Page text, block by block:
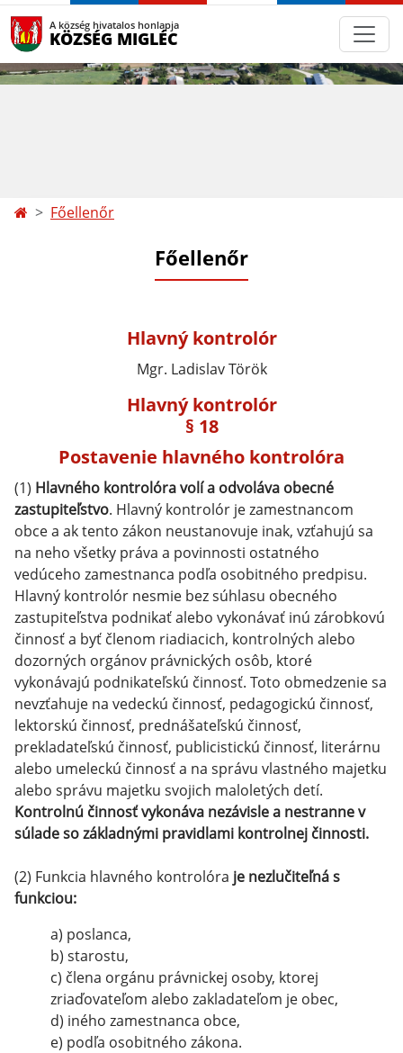
A község hivatalos honlapja
KÖZSÉG MIGLÉC
Főellenőr
Főellenőr
Hlavný kontrolór
Mgr. Ladislav Török
Hlavný kontrolór
§ 18
Postavenie hlavného kontrolóra
(1) Hlavného kontrolóra volí a odvoláva obecné
zastupiteľstvo. Hlavný kontrolór je zamestnancom
obce a ak tento zákon neustanovuje inak, vzťahujú sa
na neho všetky práva a povinnosti ostatného
vedúceho zamestnanca podľa osobitného predpisu.
Hlavný kontrolór nesmie bez súhlasu obecného
zastupiteľstva podnikať alebo vykonávať inú zárobkovú
činnosť a byť členom riadiacich, kontrolných alebo
dozorných orgánov právnických osôb, ktoré
vykonávajú podnikateľskú činnosť. Toto obmedzenie sa
nevzťahuje na vedeckú činnosť, pedagogickú činnosť,
lektorskú činnosť, prednášateľskú činnosť,
prekladateľskú činnosť, publicistickú činnosť, literárnu
alebo umeleckú činnosť a na správu vlastného majetku
alebo správu majetku svojich maloletých detí.
Kontrolnú činnosť vykonáva nezávisle a nestranne v
súlade so základnými pravidlami kontrolnej činnosti.
(2) Funkcia hlavného kontrolóra je nezlučiteľná s
funkciou:
a) poslanca,
b) starostu,
c) člena orgánu právnickej osoby, ktorej
zriaďovateľom alebo zakladateľom je obec,
d) iného zamestnanca obce,
e) podľa osobitného zákona.